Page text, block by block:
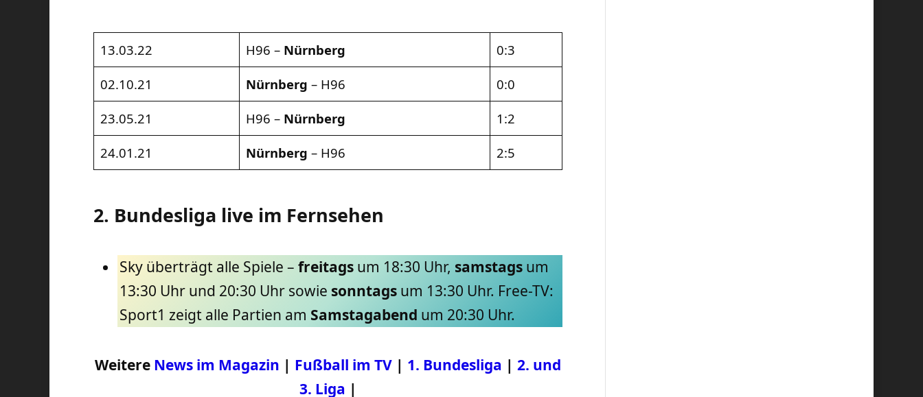
13.03.22 H96 – Nürnberg
0:3
02.10.21
Nürnberg – H96
0:0
23.05.21
H96 – Nürnberg
1:2
24.01.21
Nürnberg – H96 2:5
2. Bundesliga live im Fernsehen
Sky überträgt alle Spiele –freitags um 18:30 Uhr, samstags um
13:30 Uhr und 20:30 Uhr sowie sonntags um 13:30 Uhr. Free-TV:
Sport1 zeigt alle Partien am Samstagabend um 20:30 Uhr.
Weitere News im Magazin | Fußball im TV | 1. Bundesliga |2. und
3. Liga |